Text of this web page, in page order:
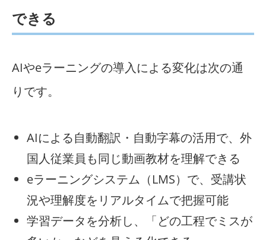
できる
AIやeラーニングの導入による変化は次の通
りです。
AIによる自動翻訳・自動字幕の活用で、外
国人従業員も同じ動画教材を理解できる
eラーニングシステム（LMS）で、受講状
況や理解度をリアルタイムで把握可能
学習データを分析し、「どの工程でミスが